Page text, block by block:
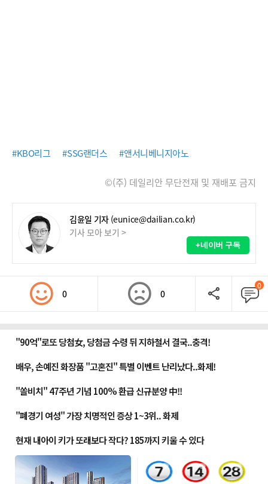
#KBO리그 #SSG랜더스 #앤서니베니지아노
©(주) 데일리안 무단전재 및 재배포 금지
김윤일 기자 (eunice@dailian.co.kr)
기사 모아 보기 >
+네이버 구독
0 0
0